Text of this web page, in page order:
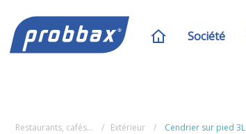
Société
Restaurants, cafés... Extérieur Cendrier sur pied 3L